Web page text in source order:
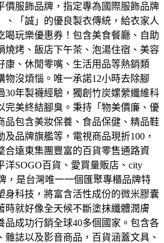
價服飾品牌，指定專為國際服飾品牌
、「誠」的優良製衣傳統，給衣家人
喝玩樂優惠券！包含美食餐廳、自助
燒烤、飯店下午茶、泡湯住宿、美容
康、休閒零嘴、生活用品等熱銷類
物沒煩惱。 唯一承諾12小時去除腳
30年製襪經驗，獨創竹炭嫘縈纖維科
完美終結腳臭。 秉持「物美價廉、優
品包含美妝保養、食品保健、精品鞋
品牌旗艦等，電視商品現折100，
合遠東集團豐富的百貨零售通路資
洋SOGO百貨、愛買量販店、city
，是台灣唯一一個匯聚專櫃品牌特
身科技，將富含活性成份的微米膠囊
時就好像全天候不斷塗抹纖體潤膚
成功行銷全球40多個國家。 包含各
雜誌以及影音商品，百貨涵蓋文具、